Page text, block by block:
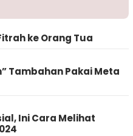
ke Orang Tua
Tambahan Pakai Meta
Ini Cara Melihat